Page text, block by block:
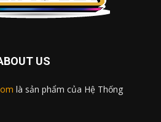
US
là sản phẩm của Hệ Thống